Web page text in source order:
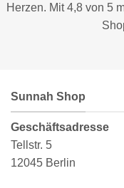
Herzen. Mit 4,8 von 5
Sunnah Shop
Geschäftsadresse
Tellstr. 5
12045 Berlin